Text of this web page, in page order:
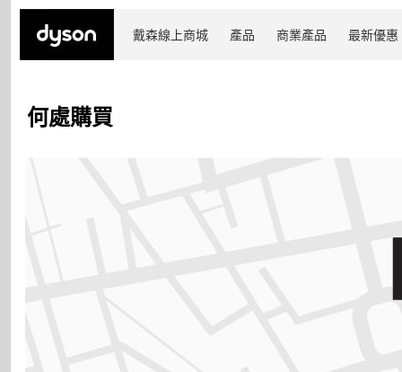
戴森線上商城 產品 商業產品 最新優惠
何處購買